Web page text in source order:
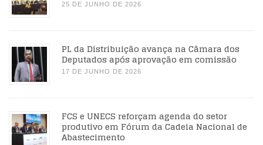
25 DE JUNHO DE 2026
PL da Distribuição avança na Câmara dos
Deputados após aprovação em comissão
17 DE JUNHO DE 2026
FCS e UNECS reforçam agenda do setor
produtivo em Fórum da Cadeia Nacional de
Abastecimento